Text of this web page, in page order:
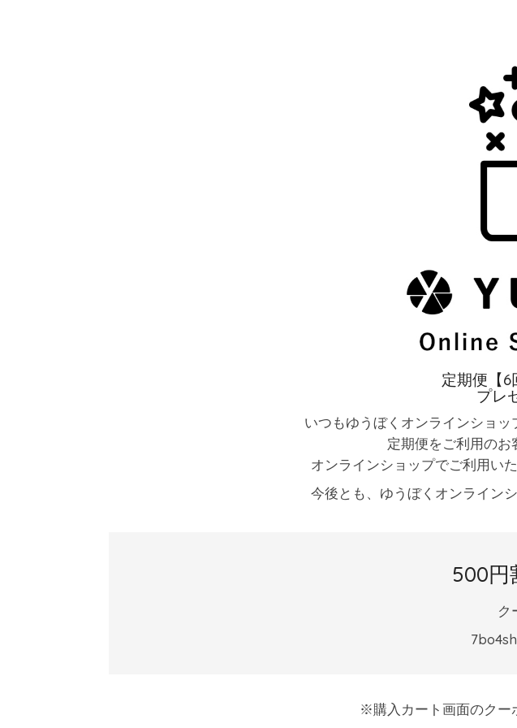
定期便【6
プレ
いつもゆうぼくオンラインショ
定期便をご利用のお
オンラインショップでご利用い
今後とも、ゆうぼくオンライン
500円
ク
※購入カート画面のクー